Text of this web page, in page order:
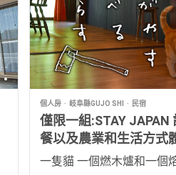
個人房 岐阜縣GUJO SHI 民宿
僅限一組:STAY JAPAN
餐以及農業和生活方式
一隻貓 一個燃木爐和一個